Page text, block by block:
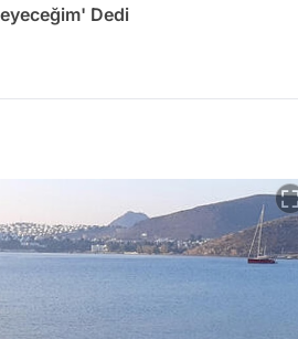
Dedi